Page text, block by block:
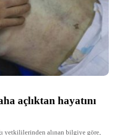
açlıktan hayatını
yetkililerinden alınan bilgiye göre,